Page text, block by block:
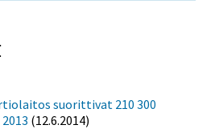
suorittivat 210 300
(12.6.2014)